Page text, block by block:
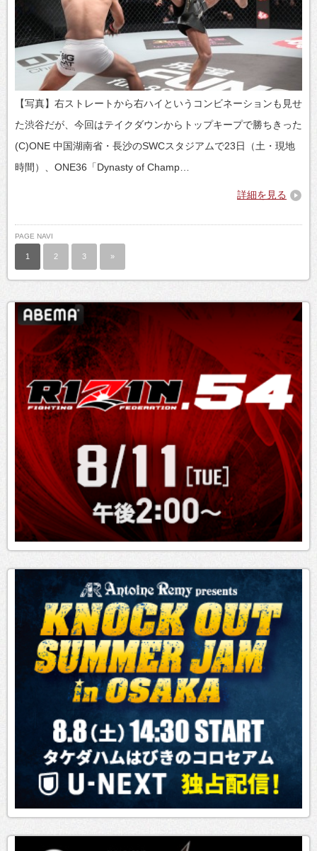
【写真】右ストレートから右ハイというコンビネーションも見せ
た渋谷だが、今回はテイクダウンからトップキープで勝ちきった
(C)ONE 中国湖南省・長沙のSWCスタジアムで23日（土・現地
時間）、ONE36「Dynasty of Champ…
詳細を見る
PAGE NAVI
1 2 3 »